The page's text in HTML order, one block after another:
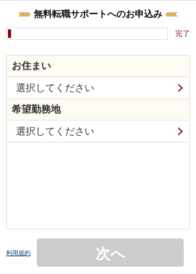
無料転職サポートへのお申込み
完了
お住まい
選択してください
希望勤務地
選択してください
利用規約 次へ